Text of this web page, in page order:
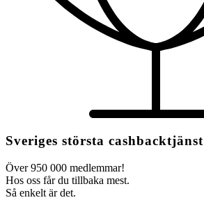
Sveriges största cashbacktjänst
Över 950 000 medlemmar!
Hos oss får du tillbaka mest.
Så enkelt är det.